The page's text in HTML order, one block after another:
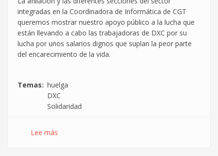
integradas en la Coordinadora de Informática de CGT
queremos mostrar nuestro apoyo público a la lucha que
están llevando a cabo las trabajadoras de DXC por su
lucha por unos salarios dignos que suplan la peor parte
del encarecimiento de la vida.
Temas
huelga
DXC
Solidaridad
Lee más